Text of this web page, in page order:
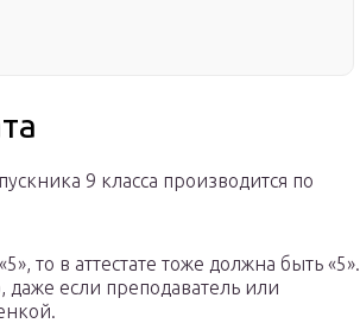
9 класса производится по
то в аттестате тоже должна быть «5».
если преподаватель или